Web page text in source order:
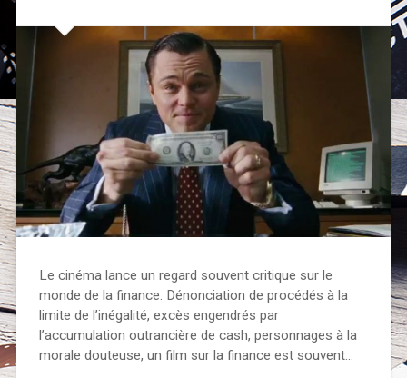
Le cinéma lance un regard souvent critique sur le
monde de la finance. Dénonciation de procédés à la
limite de l’inégalité, excès engendrés par
l’accumulation outrancière de cash, personnages à la
morale douteuse, un film sur la finance est souvent…